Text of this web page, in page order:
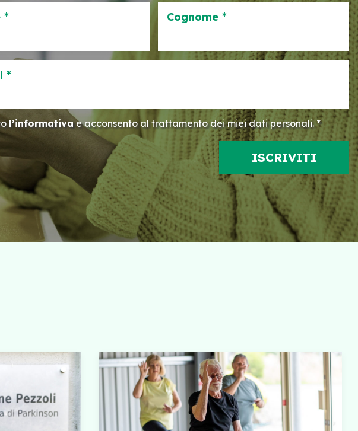
* Cognome *
*
l’informativae acconsento al trattamento dei miei dati personali. *